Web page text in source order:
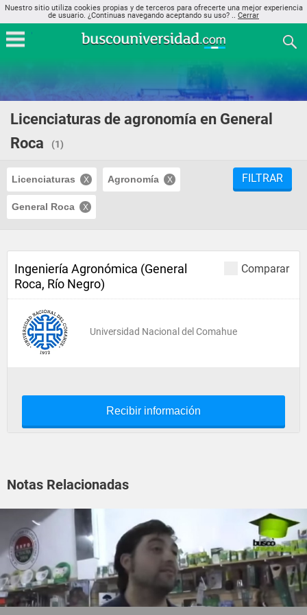
Nuestro sitio utiliza cookies propias y de terceros para ofrecerte una mejor experiencia
de usuario. ¿Continuas navegando aceptando su uso? .. Cerrar
Licenciaturas de agronomía en General
Roca
(1)
Licenciaturas Agronomía
General Roca
FILTRAR
Comparar
Ingeniería Agronómica (General
Roca, Río Negro)
Universidad Nacional del Comahue
Recibir información
Notas Relacionadas